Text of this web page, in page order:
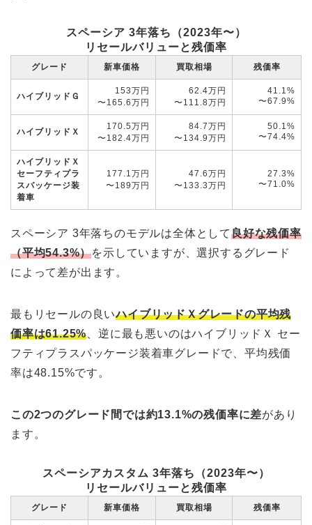
スペーシア 3年落ち（2023年〜）
リセールバリューと残価率
グレード 新車価格 買取相場 残価率
ハイブリッドＧ
153万円
〜165.6万円
62.4万円
〜111.8万円
41.1%
〜67.9%
ハイブリッドＸ
170.5万円
〜182.4万円
84.7万円
〜134.9万円
50.1%
〜74.4%
ハイブリッドＸ
セーフティプラ
スパッケージ装
着車
177.1万円
〜189万円
47.6万円
〜133.3万円
27.3%
〜71.0%
スペーシア 3年落ちのモデルは全体として良好な残価率
（平均54.3%）を示していますが、選択するグレード
によって差が出ます。
最もリセールの良いハイブリッドＸグレードの平均残
価率は61.25% 、逆に最も悪いのはハイブリッドＸ セー
フティプラスパッケージ装着車グレードで、平均残価
率は48.15%です。
この2つのグレード間では約13.1%の残価率に差があり
ます。
スペーシアカスタム 3年落ち（2023年〜）
リセールバリューと残価率
グレード 新車価格 買取相場 残価率